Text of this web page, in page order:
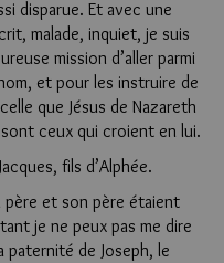
disparue. Et avec une
malade, inquiet, je suis
mission d’aller parmi
et pour les instruire de
que Jésus de Nazareth
ceux qui croient en lui.
fils d’Alphée.
père et son père étaient
je ne peux pas me dire
paternité de Joseph, le